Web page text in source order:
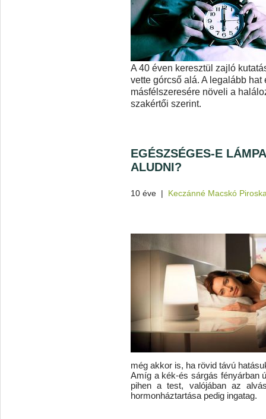
A 40 éven keresztül zajló
vette górcső alá. A legalább
másfélszeresére növeli a
szakértői szerint.
EGÉSZSÉGES-E
ALUDNI?
10 éve | Keczánné Macskó
még akkor is, ha rövid távú
Amíg a kék-és sárgás fényárban
pihen a test, valójában az
hormonháztartása pedig ingatag.